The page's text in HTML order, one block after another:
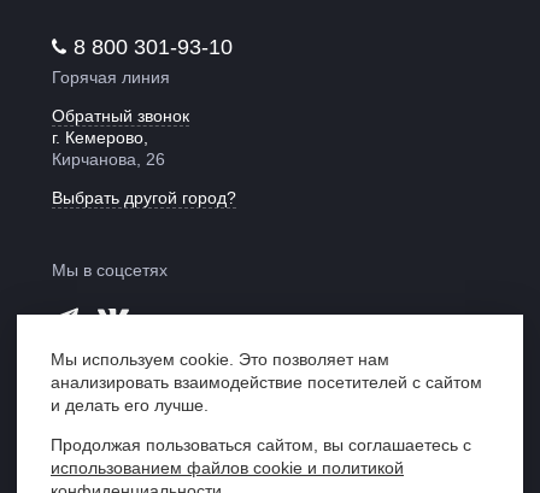
8 800 301-93-10
Горячая линия
Обратный звонок
г. Кемерово,
Кирчанова, 26
Выбрать другой город?
Мы в соцсетях
Мы в рейтинге
«Право 300»
Центр правовой поддержки «ЮрИнвест»,
Мы используем cookie. Это позволяет нам
анализировать взаимодействие посетителей с сайтом
и делать его лучше.
Продолжая пользоваться сайтом, вы соглашаетесь с
использованием файлов cookie и политикой